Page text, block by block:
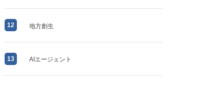
12 地方創生
13 AIエージェント